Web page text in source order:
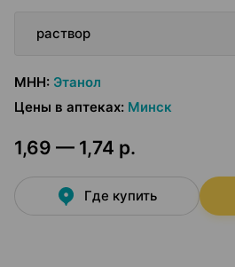
раствор
МНН: Этанол
Цены в аптеках: Минск
1,69 — 1,74 р.
Где купить